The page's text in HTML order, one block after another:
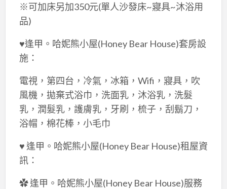
※可加床另加350元(單人沙發床~寢具~沐浴用
品)
♥逢甲。哈妮熊小屋(Honey Bear House)套房設
施：
電視，第四台，冷氣，冰箱，Wifi，寢具，吹
風機，拋棄式浴巾，洗面乳，沐浴乳，洗髮
乳，潤髮乳，護膚乳，牙刷，梳子，刮鬍刀，
浴帽，棉花棒，小毛巾
♥ 逢甲。哈妮熊小屋(Honey Bear House)租屋資
訊：
✿ 逢甲。哈妮熊小屋(Honey Bear House)服務